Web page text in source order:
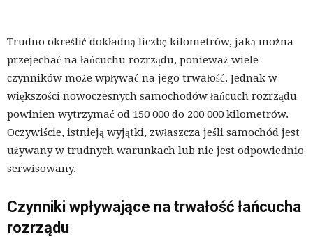
Trudno określić dokładną liczbę kilometrów, jaką można
przejechać na łańcuchu rozrządu, ponieważ wiele
czynników może wpływać na jego trwałość. Jednak w
większości nowoczesnych samochodów łańcuch rozrządu
powinien wytrzymać od 150 000 do 200 000 kilometrów.
Oczywiście, istnieją wyjątki, zwłaszcza jeśli samochód jest
używany w trudnych warunkach lub nie jest odpowiednio
serwisowany.
Czynniki wpływające na trwałość łańcucha
rozrządu